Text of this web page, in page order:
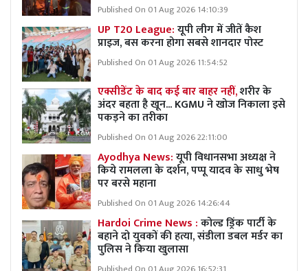
Published On 01 Aug 2026 14:10:39
UP T20 League:यूपी लीग में जीतें कैश
प्राइज, बस करना होगा सबसे शानदार पोस्ट
Published On 01 Aug 2026 11:54:52
एक्सीडेंट के बाद कई बार बाहर नहीं,शरीर के
अंदर बहता है खून... KGMU ने खोज निकाला इसे
पकड़ने का तरीका
Published On 01 Aug 2026 22:11:00
Ayodhya News:यूपी विधानसभा अध्यक्ष ने
किये रामलला के दर्शन, पप्पू यादव के साधु भेष
पर बरसे महाना
Published On 01 Aug 2026 14:26:44
Hardoi Crime News :कोल्ड ड्रिंक पार्टी के
बहाने दो युवकों की हत्या, संडीला डबल मर्डर का
पुलिस ने किया खुलासा